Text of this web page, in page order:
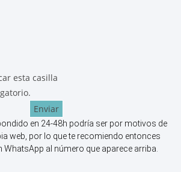
esta casilla
Enviar
en 24-48h podría ser por motivos de
web, por lo que te recomiendo entonces
WhatsApp al número que aparece arriba.